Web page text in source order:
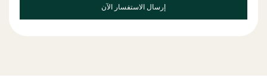
إرسال الاستفسار الآن